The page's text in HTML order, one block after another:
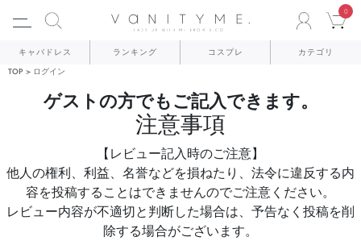
0
キャバドレス ランキング コスプレ カテゴリ
TOP ログイン
ゲストの方でもご記入できます。
注意事項
【レビュー記入時のご注意】
他人の権利、利益、名誉などを損ねたり、法令に違反する内
容を投稿することはできませんのでご注意ください。
レビュー内容が不適切と判断した場合は、予告なく投稿を削
除する場合がございます。